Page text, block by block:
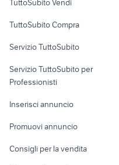
Informatica
Console e
Fotografia
TuttoSubito Vendi
TuttoSubito Compra
Servizio TuttoSubito
Servizio TuttoSubito per
Professionisti
Inserisci annuncio
Promuovi annuncio
Consigli per la vendita